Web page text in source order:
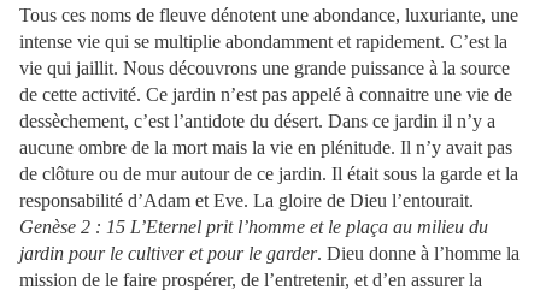
Tous ces noms de fleuve dénotent une abondance, luxuriante, une
intense vie qui se multiplie abondamment et rapidement. C’est la
vie qui jaillit. Nous découvrons une grande puissance à la source
de cette activité. Ce jardin n’est pas appelé à connaitre une vie de
dessèchement, c’est l’antidote du désert. Dans ce jardin il n’y a
aucune ombre de la mort mais la vie en plénitude. Il n’y avait pas
de clôture ou de mur autour de ce jardin. Il était sous la garde et la
responsabilité d’Adam et Eve. La gloire de Dieu l’entourait.
Genèse 2 : 15 L’Eternel prit l’homme et le plaça au milieu du
jardin pour le cultiver et pour le garder. Dieu donne à l’homme la
mission de le faire prospérer, de l’entretenir, et d’en assurer la